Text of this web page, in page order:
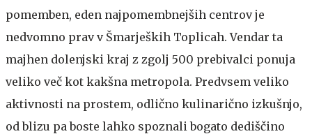
pomemben, eden najpomembnejših centrov je
nedvomno prav v Šmarjeških Toplicah. Vendar ta
majhen dolenjski kraj z zgolj 500 prebivalci ponuja
veliko več kot kakšna metropola. Predvsem veliko
aktivnosti na prostem, odlično kulinarično izkušnjo,
od blizu pa boste lahko spoznali bogato dediščino